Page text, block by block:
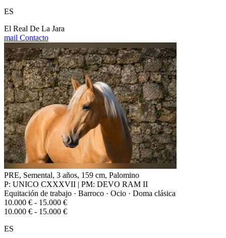
ES
El Real De La Jara
mail Contacto
PRE, Semental, 3 años, 159 cm, Palomino
P: UNICO CXXXVII | PM: DEVO RAM II
Equitación de trabajo · Barroco · Ocio · Doma clásica
10.000 € - 15.000 €
10.000 € - 15.000 €
ES